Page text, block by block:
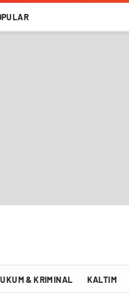
Positif Informasi Terkini!
& KRIMINAL KALTIM